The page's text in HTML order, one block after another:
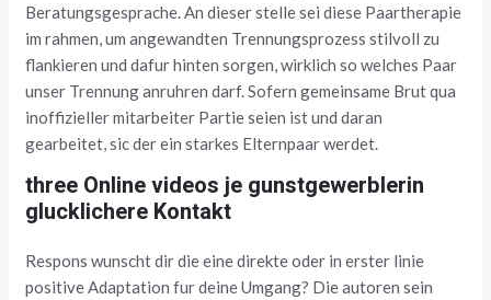
Beratungsgesprache. An dieser stelle sei diese Paartherapie
im rahmen, um angewandten Trennungsprozess stilvoll zu
flankieren und dafur hinten sorgen, wirklich so welches Paar
unser Trennung anruhren darf. Sofern gemeinsame Brut qua
inoffizieller mitarbeiter Partie seien ist und daran
gearbeitet, sic der ein starkes Elternpaar werdet.
three Online videos je gunstgewerblerin
glucklichere Kontakt
Respons wunscht dir die eine direkte oder in erster linie
positive Adaptation fur deine Umgang? Die autoren sein